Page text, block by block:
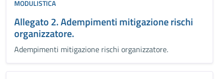
MODULISTICA
Allegato 2. Adempimenti mitigazione rischi
organizzatore.
Adempimenti mitigazione rischi organizzatore.